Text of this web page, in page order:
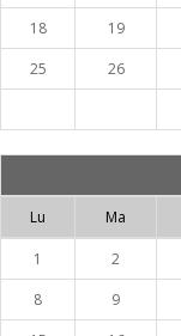
18 19
25
26
Lu Ma
1 2
8
9